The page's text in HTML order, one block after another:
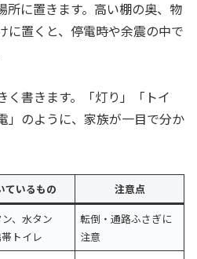
所に置きます。高い棚の奥、物
に置くと、停電時や余震の中で
く書きます。「灯り」「トイ
」のように、家族が一目で分か
ているもの 注意点
、水タン
トイレ
転倒・通路ふさぎに
注意